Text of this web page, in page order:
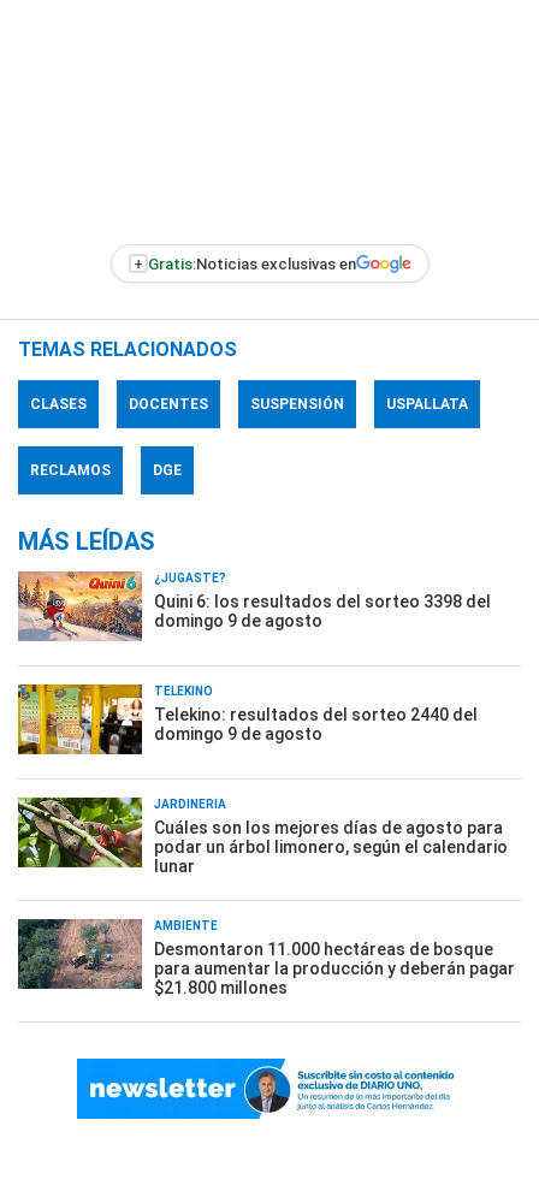
+ Gratis:Noticias exclusivas en
TEMAS RELACIONADOS
CLASES DOCENTES SUSPENSIÓN USPALLATA
RECLAMOS DGE
MÁS LEÍDAS
¿JUGASTE?
Quini 6: los resultados del sorteo 3398 del
domingo 9 de agosto
TELEKINO
Telekino: resultados del sorteo 2440 del
domingo 9 de agosto
JARDINERÍA
Cuáles son los mejores días de agosto para
podar un árbol limonero, según el calendario
lunar
AMBIENTE
Desmontaron 11.000 hectáreas de bosque
para aumentar la producción y deberán pagar
$21.800 millones